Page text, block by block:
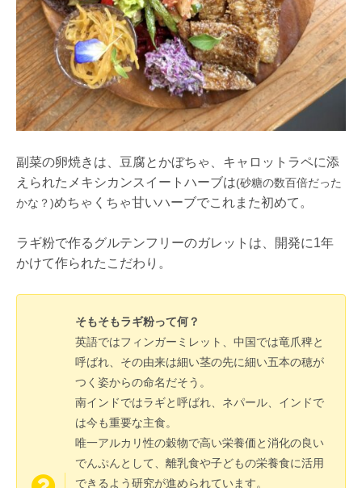
副菜の卵焼きは、豆腐とかぼちゃ、キャロットラペに添
えられたメキシカンスイートハーブは(砂糖の数百倍だった
かな？)めちゃくちゃ甘いハーブでこれまた初めて。
ラギ粉で作るグルテンフリーのガレットは、開発に1年
かけて作られたこだわり。
そもそもラギ粉って何？
英語ではフィンガーミレット、中国では竜爪稗と
呼ばれ、その由来は細い茎の先に細い五本の穂が
つく姿からの命名だそう。
南インドではラギと呼ばれ、ネパール、インドで
は今も重要な主食。
唯一アルカリ性の穀物で高い栄養価と消化の良い
でんぷんとして、離乳食や子どもの栄養食に活用
できるよう研究が進められています。